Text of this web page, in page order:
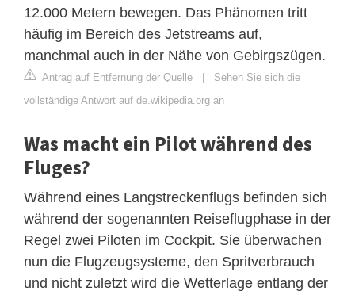
12.000 Metern bewegen. Das Phänomen tritt
häufig im Bereich des Jetstreams auf,
manchmal auch in der Nähe von Gebirgszügen.
Antrag auf Entfernung der Quelle | Sehen Sie sich die
vollständige Antwort auf de.wikipedia.org an
Was macht ein Pilot während des
Fluges?
Während eines Langstreckenflugs befinden sich
während der sogenannten Reiseflugphase in der
Regel zwei Piloten im Cockpit. Sie überwachen
nun die Flugzeugsysteme, den Spritverbrauch
und nicht zuletzt wird die Wetterlage entlang der